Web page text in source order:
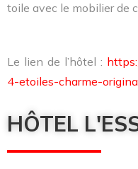
toile avec le mobilier de
Le lien de l’hôtel :
4-etoiles-charme-
HÔTEL